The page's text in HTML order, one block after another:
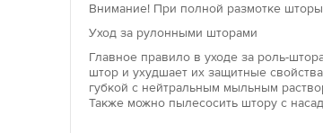
Внимание! При полной размотке
Уход за рулонными шторами
Главное правило в уходе за роль-
штор и ухудшает их защитные
губкой с нейтральным мыльным
Также можно пылесосить штору с
клейкую
Рольшторы
положение